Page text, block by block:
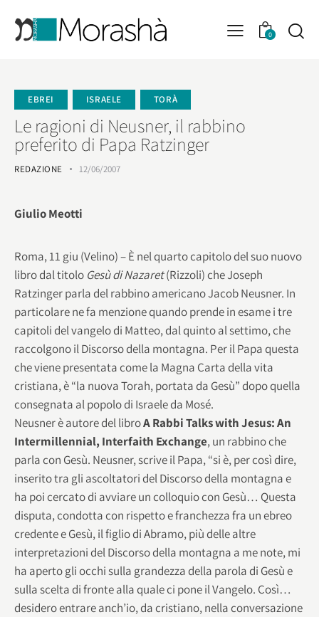
0
EBREI ISRAELE TORÀ
Le ragioni di Neusner, il rabbino
preferito di Papa Ratzinger
REDAZIONE 12/06/2007
Giulio Meotti
Roma, 11 giu (Velino) – È nel quarto capitolo del suo nuovo
libro dal titolo Gesù di Nazaret(Rizzoli) che Joseph
Ratzinger parla del rabbino americano Jacob Neusner. In
particolare ne fa menzione quando prende in esame i tre
capitoli del vangelo di Matteo, dal quinto al settimo, che
raccolgono il Discorso della montagna. Per il Papa questa
che viene presentata come la Magna Carta della vita
cristiana, è “la nuova Torah, portata da Gesù” dopo quella
consegnata al popolo di Israele da Mosé.
Neusner è autore del libroA Rabbi Talks with Jesus: An
Intermillennial, Interfaith Exchange, un rabbino che
parla con Gesù. Neusner, scrive il Papa, “si è, per così dire,
inserito tra gli ascoltatori del Discorso della montagna e
ha poi cercato di avviare un colloquio con Gesù… Questa
disputa, condotta con rispetto e franchezza fra un ebreo
credente e Gesù, il figlio di Abramo, più delle altre
interpretazioni del Discorso della montagna a me note, mi
ha aperto gli occhi sulla grandezza della parola di Gesù e
sulla scelta di fronte alla quale ci pone il Vangelo. Così…
desidero entrare anch’io, da cristiano, nella conversazione